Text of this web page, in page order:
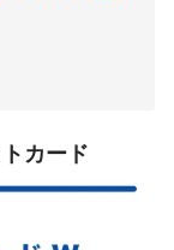
カード